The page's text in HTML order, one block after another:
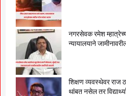
नगरसेवक रमेश
न्यायालयाने
शिक्षण व्यवस्थेवर राज
थांबत नसेल तर